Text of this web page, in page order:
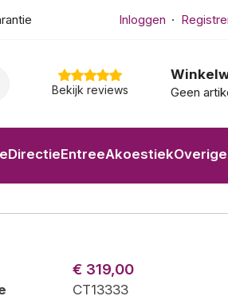
Inloggen
Bekijk reviews Geen
DirectieEntreeAkoestiekOverige
€ 319,00
CT13333